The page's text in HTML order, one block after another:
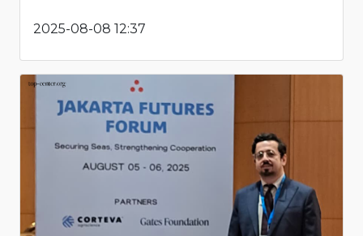
2025-08-08 12:37